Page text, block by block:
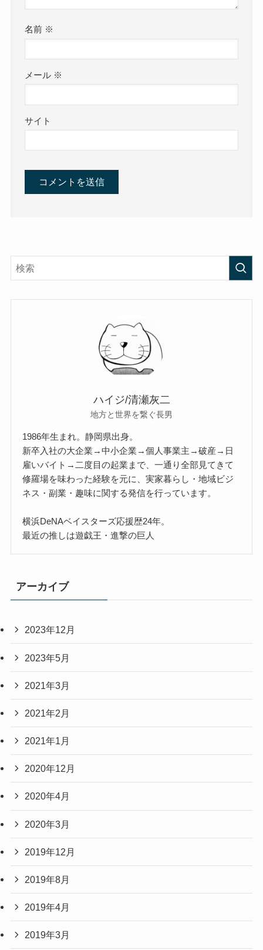
名前 ※
メール ※
サイト
ハイジ/清瀬灰二
地方と世界を繋ぐ長男
1986年生まれ。静岡県出身。
新卒入社の大企業→中小企業→個人事業主→破産→日
雇いバイト→二度目の起業まで、一通り全部見てきて
修羅場を味わった経験を元に、実家暮らし・地域ビジ
ネス・副業・趣味に関する発信を行っています。
横浜DeNAベイスターズ応援歴24年。
最近の推しは遊戯王・進撃の巨人
アーカイブ
2023年12月
2023年5月
2021年3月
2021年2月
2021年1月
2020年12月
2020年4月
2020年3月
2019年12月
2019年8月
2019年4月
2019年3月